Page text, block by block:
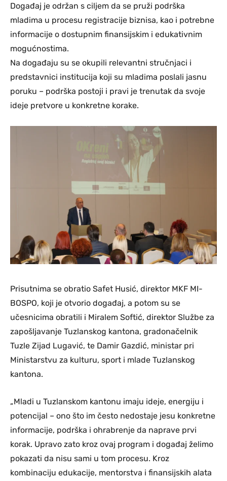
Događaj je održan s ciljem da se pruži podrška
mladima u procesu registracije biznisa, kao i potrebne
informacije o dostupnim finansijskim i edukativnim
mogućnostima.
Na događaju su se okupili relevantni stručnjaci i
predstavnici institucija koji su mladima poslali jasnu
poruku – podrška postoji i pravi je trenutak da svoje
ideje pretvore u konkretne korake.
Prisutnima se obratio Safet Husić, direktor MKF MI-
BOSPO, koji je otvorio događaj, a potom su se
učesnicima obratili i Miralem Softić, direktor Službe za
zapošljavanje Tuzlanskog kantona, gradonačelnik
Tuzle Zijad Lugavić, te Damir Gazdić, ministar pri
Ministarstvu za kulturu, sport i mlade Tuzlanskog
kantona.
„Mladi u Tuzlanskom kantonu imaju ideje, energiju i
potencijal – ono što im često nedostaje jesu konkretne
informacije, podrška i ohrabrenje da naprave prvi
korak. Upravo zato kroz ovaj program i događaj želimo
pokazati da nisu sami u tom procesu. Kroz
kombinaciju edukacije, mentorstva i finansijskih alata